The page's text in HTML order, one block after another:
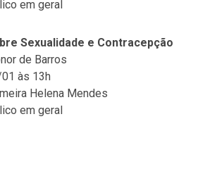
em geral
Sexualidade e Contracepção
de Barros
às 13h
Helena Mendes
em geral